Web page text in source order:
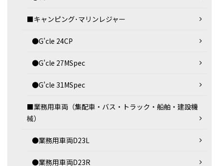
■キャンピング･マリンレジャー
●G'cle 24CP
●G'cle 27MSpec
●G'cle 31MSpec
■業務用車両（集配車・バス・トラック・船舶・建設機
械）
●業務用車両D23L
●業務用車両D23R